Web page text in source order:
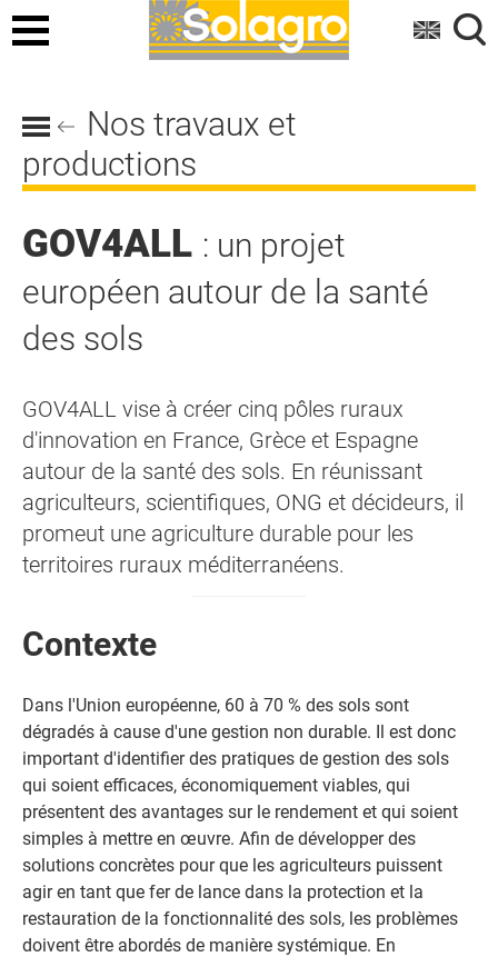
Menu
Nos travaux et
productions
GOV4ALL : un projet
européen autour de la santé
des sols
GOV4ALL vise à créer cinq pôles ruraux
d'innovation en France, Grèce et Espagne
autour de la santé des sols. En réunissant
agriculteurs, scientifiques, ONG et décideurs, il
promeut une agriculture durable pour les
territoires ruraux méditerranéens.
Contexte
Dans l'Union européenne, 60 à 70 % des sols sont
dégradés à cause d'une gestion non durable. Il est donc
important d'identifier des pratiques de gestion des sols
qui soient efficaces, économiquement viables, qui
présentent des avantages sur le rendement et qui soient
simples à mettre en œuvre. Afin de développer des
solutions concrètes pour que les agriculteurs puissent
agir en tant que fer de lance dans la protection et la
restauration de la fonctionnalité des sols, les problèmes
doivent être abordés de manière systémique. En